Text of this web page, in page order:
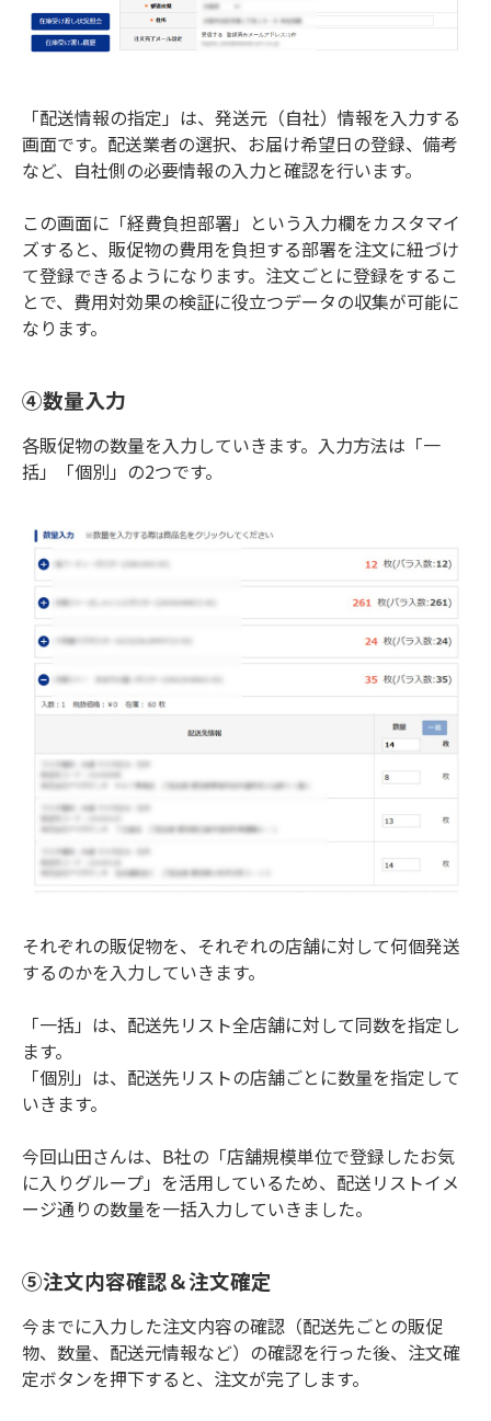
「配送情報の指定」は、発送元（自社）情報を入力する
画面です。配送業者の選択、お届け希望日の登録、備考
など、自社側の必要情報の入力と確認を行います。
この画面に「経費負担部署」という入力欄をカスタマイ
ズすると、販促物の費用を負担する部署を注文に紐づけ
て登録できるようになります。注文ごとに登録をするこ
とで、費用対効果の検証に役立つデータの収集が可能に
なります。
④数量入力
各販促物の数量を入力していきます。入力方法は「一
括」「個別」の2つです。
それぞれの販促物を、それぞれの店舗に対して何個発送
するのかを入力していきます。
「一括」は、配送先リスト全店舗に対して同数を指定し
ます。
「個別」は、配送先リストの店舗ごとに数量を指定して
いきます。
今回山田さんは、B社の「店舗規模単位で登録したお気
に入りグループ」を活用しているため、配送リストイメ
ージ通りの数量を一括入力していきました。
⑤注文内容確認＆注文確定
今までに入力した注文内容の確認（配送先ごとの販促
物、数量、配送元情報など）の確認を行った後、注文確
定ボタンを押下すると、注文が完了します。